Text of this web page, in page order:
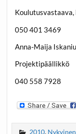
050 401 3469
Anna-Maija
Projektipäällikkö
040 558 7928
2010,